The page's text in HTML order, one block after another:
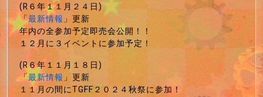
(R６年１１月２４日)
「最新情報」更新
年内の全参加予定即売会公開！！
１２月に３イベントに参加予定！
(R６年１１月１８日)
「最新情報」更新
１１月の間にTGFF２０２４秋祭に参加！